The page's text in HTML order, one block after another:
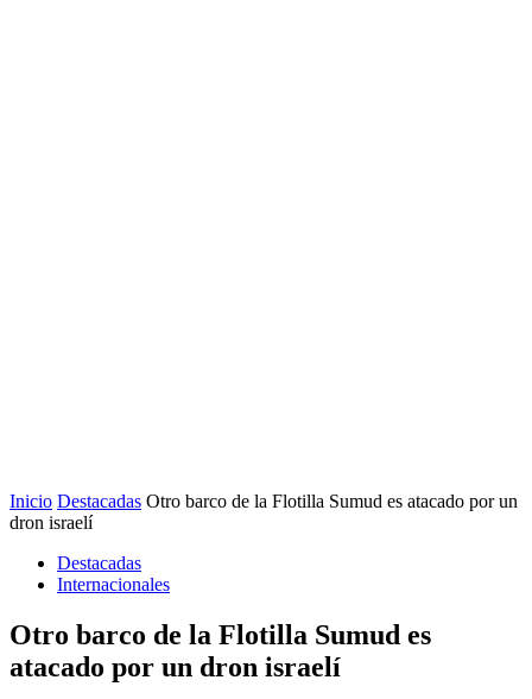
Inicio Destacadas Otro barco de la Flotilla Sumud es atacado por un
dron israelí
Destacadas
Internacionales
Otro barco de la Flotilla Sumud es
atacado por un dron israelí